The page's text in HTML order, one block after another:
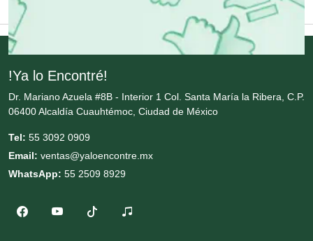
Cremerías y Salchichonerías
Cristalerías
Cromadoras
!Ya lo Encontré!
Dr. Mariano Azuela #8B - Interior 1 Col. Santa María la Ribera, C.P.
06400 Alcaldía Cuauhtémoc, Ciudad de México
Tel: 55 3092 0909
Email: ventas@yaloencontre.mx
WhatsApp: 55 2509 8929